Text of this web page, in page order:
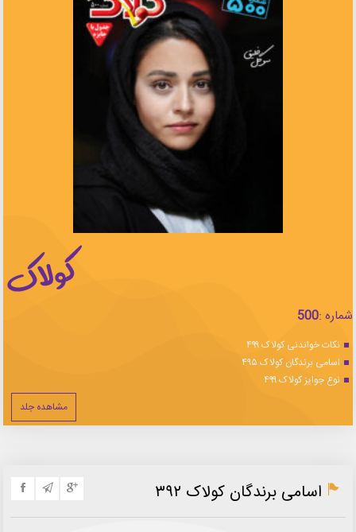
شماره :500
نکات خواندنی کولاک ۴۹۹
اسامی برندگان کولاک ۴۹۵
نوع جوایز کولاک ۴۹۹
مشاهده جلد
اسامی برندگان کولاک ۳۹۲